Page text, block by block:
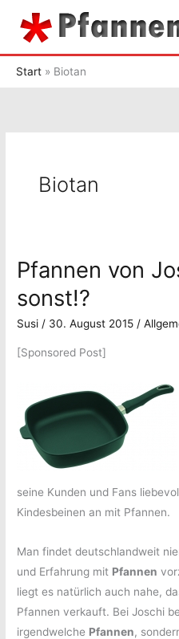
Inhalt
Start Biotan
Biotan
Pfannen von
sonst!?
Susi / 30. August 2015 /
[Sponsored Post]
seine Kunden und Fans
Kindesbeinen an mit Pfannen.
Man findet deutschlandweit
und Erfahrung mit Pfannen
liegt es natürlich auch nahe,
Pfannen verkauft. Bei Joschi
irgendwelche Pfannen,